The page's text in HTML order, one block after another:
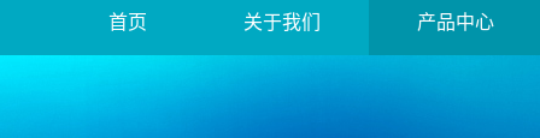
首页 关于我们 产品中心